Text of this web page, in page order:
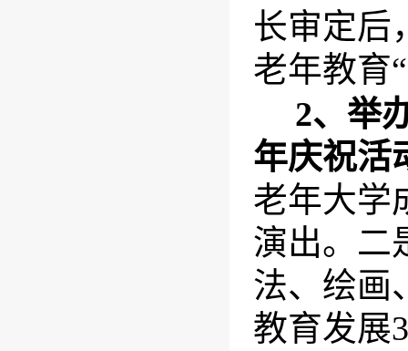
长审定后
老年教育
2、举
年庆祝活
老年大学
演出。二
法、绘画
教育发展